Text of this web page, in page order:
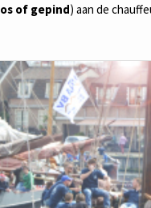
of gepind) aan de